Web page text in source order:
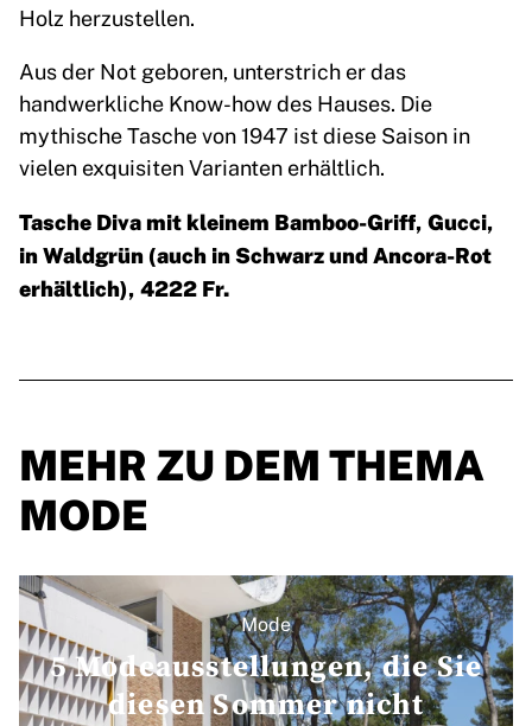
Holz herzustellen.
Aus der Not geboren, unterstrich er das
handwerkliche Know-how des Hauses. Die
mythische Tasche von 1947 ist diese Saison in
vielen exquisiten Varianten erhältlich.
Tasche Diva mit kleinem Bamboo-Griff, Gucci,
in Waldgrün (auch in Schwarz und Ancora-Rot
erhältlich), 4222 Fr.
MEHR ZU DEM THEMA
MODE
Mode
5 Modeausstellungen, die Sie
diesen Sommer nicht